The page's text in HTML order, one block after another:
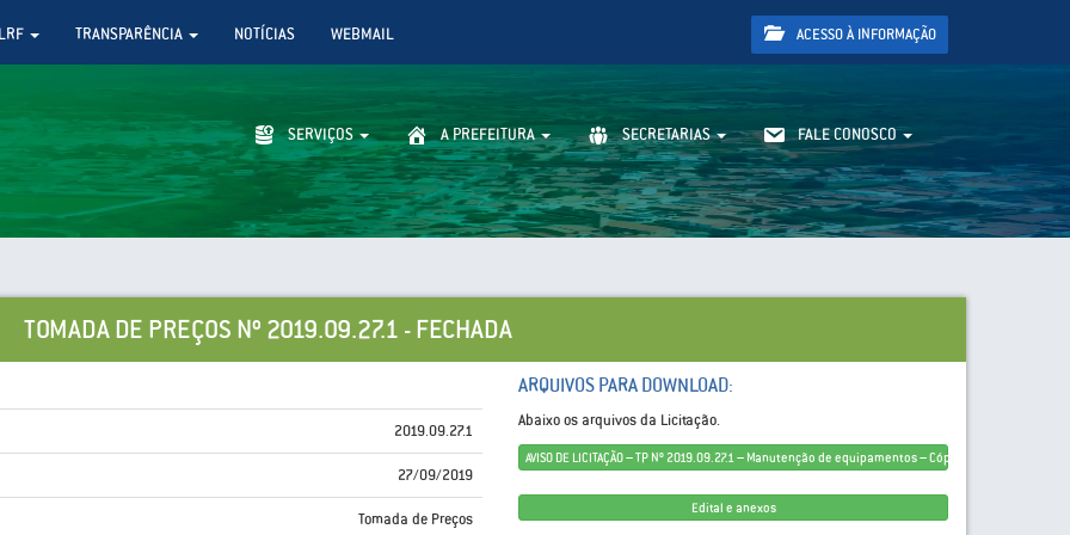
TRANSPARÊNCIA NOTÍCIAS WEBMAIL ACESSO À INFORMAÇÃO
SERVIÇOS A PREFEITURA SECRETARIAS FALE CONOSCO
TOMADA DE PREÇOS Nº 2019.09.27.1 - FECHADA
2019.09.27.1
27/09/2019
Tomada de Preços
ARQUIVOS PARA DOWNLOAD:
Abaixo os arquivos da Licitação.
AVISO DE LICITAÇÃO – TP Nº 2019.09.27.1 – Manutenção de equipamentos – Cópia
Edital e anexos